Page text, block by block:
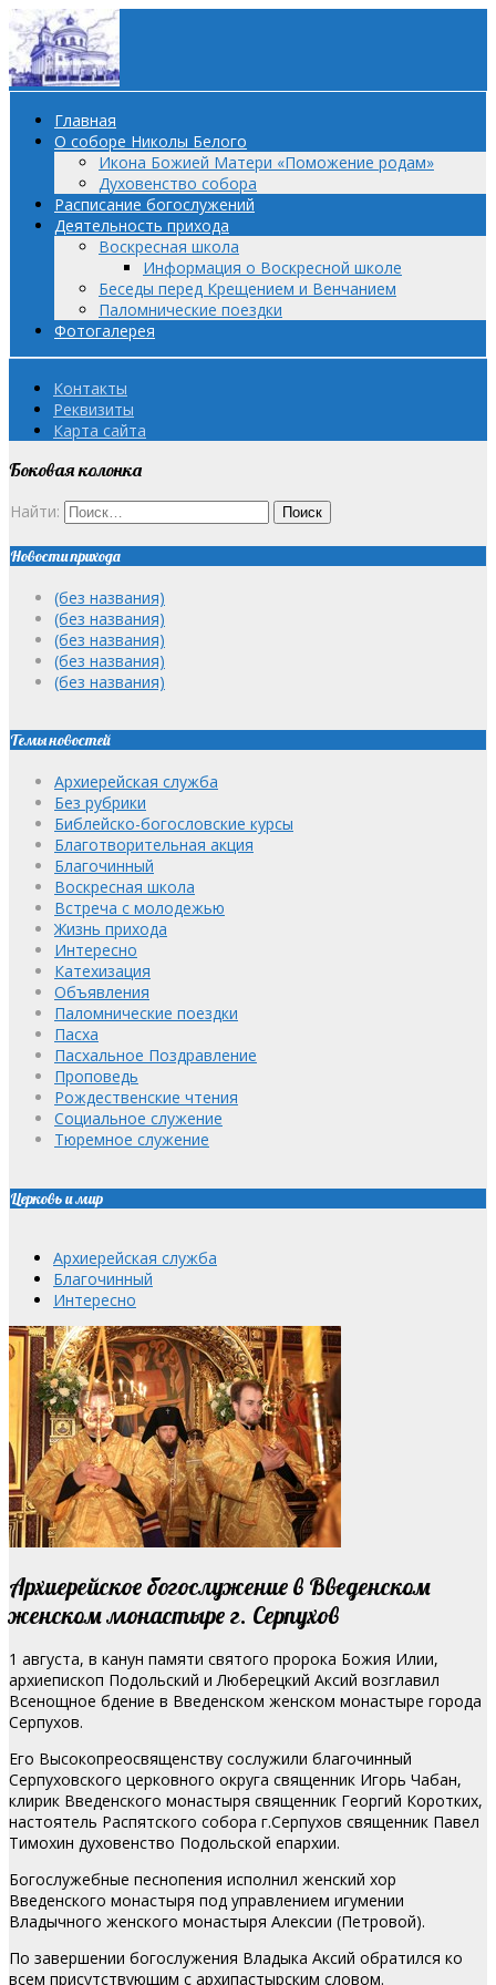
Главная
О соборе Николы Белого
Икона Божией Матери «Поможение родам»
Духовенство собора
Расписание богослужений
Деятельность прихода
Воскресная школа
Информация о Воскресной школе
Беседы перед Крещением и Венчанием
Паломнические поездки
Фотогалерея
Контакты
Реквизиты
Карта сайта
Боковая колонка
Найти:
Новости прихода
(без названия)
(без названия)
(без названия)
(без названия)
(без названия)
Темы новостей
Архиерейская служба
Без рубрики
Библейско-богословские курсы
Благотворительная акция
Благочинный
Воскресная школа
Встреча с молодежью
Жизнь прихода
Интересно
Катехизация
Объявления
Паломнические поездки
Пасха
Пасхальное Поздравление
Проповедь
Рождественские чтения
Социальное служение
Тюремное служение
Церковь и мир
Архиерейская служба
Благочинный
Интересно
Архиерейское богослужение в Введенском
женском монастыре г. Серпухов
1 августа, в канун памяти святого пророка Божия Илии,
архиепископ Подольский и Люберецкий Аксий возглавил
Всенощное бдение в Введенском женском монастыре города
Серпухов.
Его Высокопреосвященству сослужили благочинный
Серпуховского церковного округа священник Игорь Чабан,
клирик Введенского монастыря священник Георгий Коротких,
настоятель Распятского собора г.Серпухов священник Павел
Тимохин духовенство Подольской епархии.
Богослужебные песнопения исполнил женский хор
Введенского монастыря под управлением игумении
Владычного женского монастыря Алексии (Петровой).
По завершении богослужения Владыка Аксий обратился ко
всем присутствующим с архипастырским словом.